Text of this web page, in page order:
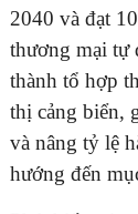
2040 và đạt
thương mại tự
thành tổ hợp
thị cảng biển,
và nâng tỷ lệ
hướng đến